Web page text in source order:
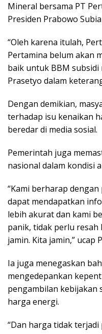
Mineral bersama PT
Presiden Prabowo
“Oleh karena itulah,
Pertamina belum akan
baik untuk BBM
Prasetyo dalam
Dengan demikian,
terhadap isu kenaikan
beredar di media sosial.
Pemerintah juga
nasional dalam kondisi
“Kami berharap
dapat mendapatkan
lebih akurat dan kami
panik, tidak perlu resah
jamin. Kita jamin,” ucap
Ia juga menegaskan
mengedepankan
pengambilan
harga energi.
“Dan harga tidak terjadi